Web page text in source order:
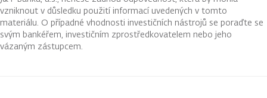
vzniknout v důsledku použití informací uvedených v tomto
materiálu. O případné vhodnosti investičních nástrojů se poraďte se
svým bankéřem, investičním zprostředkovatelem nebo jeho
vázaným zástupcem.